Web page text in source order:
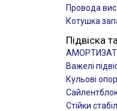
Провода
Котушка
Підвіска
Важелі
Кульові
Стійки